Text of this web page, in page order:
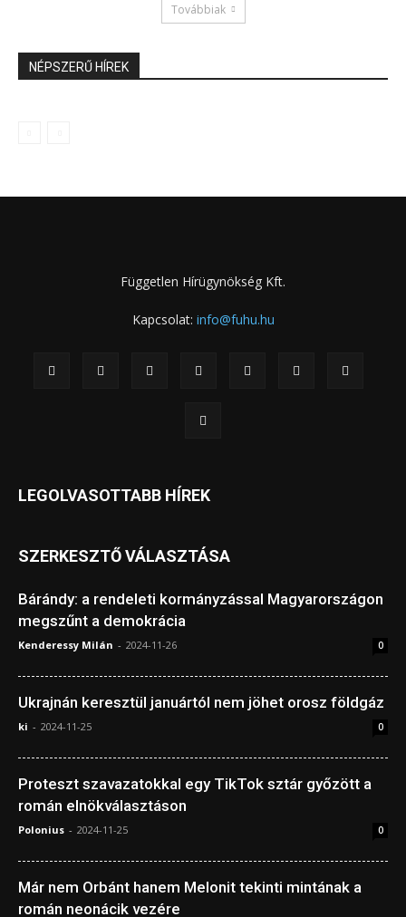
Továbbiak
NÉPSZERŰ HÍREK
Független Hírügynökség Kft.
Kapcsolat: info@fuhu.hu
LEGOLVASOTTABB HÍREK
SZERKESZTŐ VÁLASZTÁSA
Bárándy: a rendeleti kormányzással Magyarországon
megszűnt a demokrácia
Kenderessy Milán - 2024-11-26 0
Ukrajnán keresztül januártól nem jöhet orosz földgáz
ki - 2024-11-25 0
Proteszt szavazatokkal egy TikTok sztár győzött a
román elnökválasztáson
Polonius - 2024-11-25 0
Már nem Orbánt hanem Melonit tekinti mintának a
román neonácik vezére